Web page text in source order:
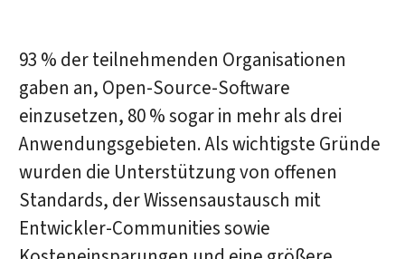
93 % der teilnehmenden Organisationen
gaben an, Open-Source-Software
einzusetzen, 80 % sogar in mehr als drei
Anwendungsgebieten. Als wichtigste Gründe
wurden die Unterstützung von offenen
Standards, der Wissensaustausch mit
Entwickler-Communities sowie